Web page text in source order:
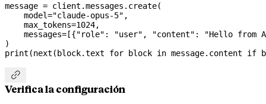
message = client.messages.create(
    model
="claude-opus-5" ,
    max_tokens
=1024,
    messages
= [{"role" : "user" , "content" :
"Hello from
)
print (next (block.text for block in message.content if

Verifica la configuración